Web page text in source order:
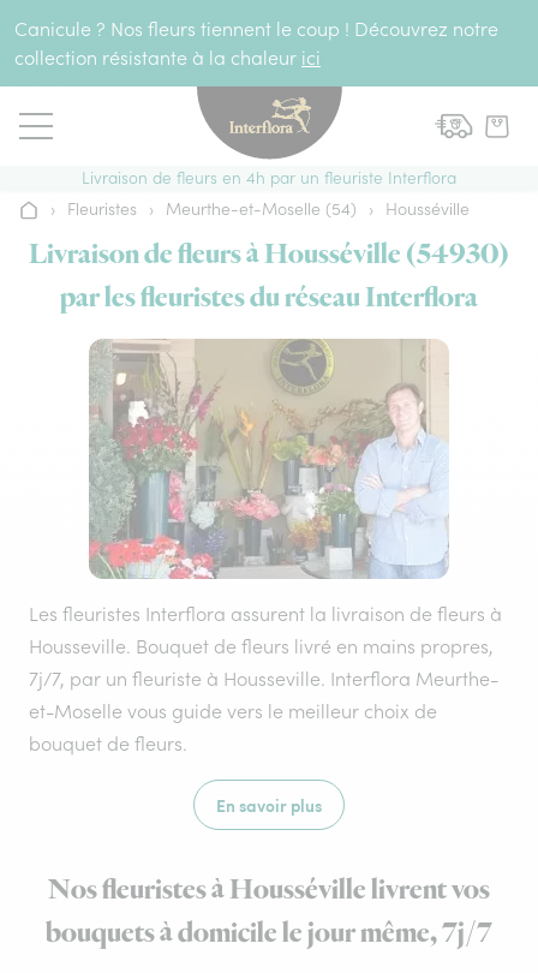
Canicule ? Nos fleurs tiennent le coup ! Découvrez notre
collection résistante à la chaleur ici
Livraison de fleurs en 4h par un fleuriste Interflora
Accueil
› Fleuristes › Meurthe-et-Moselle (54) › Housséville
Livraison de fleurs à Housséville (54930)
par les fleuristes du réseau Interflora
Les fleuristes Interflora assurent la livraison de fleurs à
Housseville. Bouquet de fleurs livré en mains propres,
7j/7, par un fleuriste à Housseville. Interflora Meurthe-
et-Moselle vous guide vers le meilleur choix de
bouquet de fleurs.
En savoir plus
Nos fleuristes à Housséville livrent vos
bouquets à domicile le jour même, 7j/7